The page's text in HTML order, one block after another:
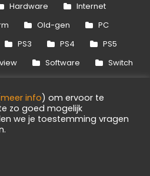
Hardware
Internet
Old-gen
PC
PS3 PS4
PS5
Software
Switch
Xbox Series
voorbehouden.
meer info) om ervoor te
zo goed mogelijk
we je toestemming vragen